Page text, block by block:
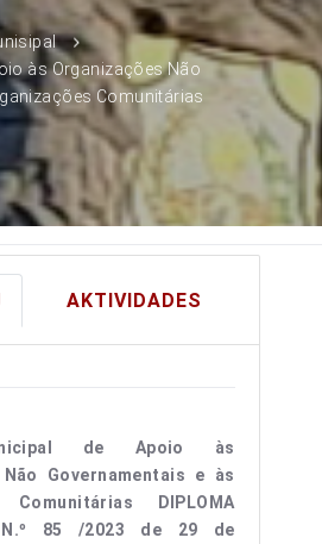
às Organizações Não
Comunitárias
AKTIVIDADES
de Apoio às
Governamentais e às
Comunitárias
DIPLOMA
N.º 85 /2023 de 29 de